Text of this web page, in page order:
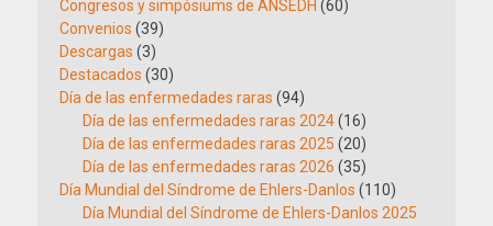
Congresos y simpósiums de ANSEDH (60)
Convenios (39)
Descargas (3)
Destacados (30)
Día de las enfermedades raras (94)
Día de las enfermedades raras 2024(16)
Día de las enfermedades raras 2025 (20)
Día de las enfermedades raras 2026 (35)
Día Mundial del Síndrome de Ehlers-Danlos (110)
Día Mundial del Síndrome de Ehlers-Danlos 2025